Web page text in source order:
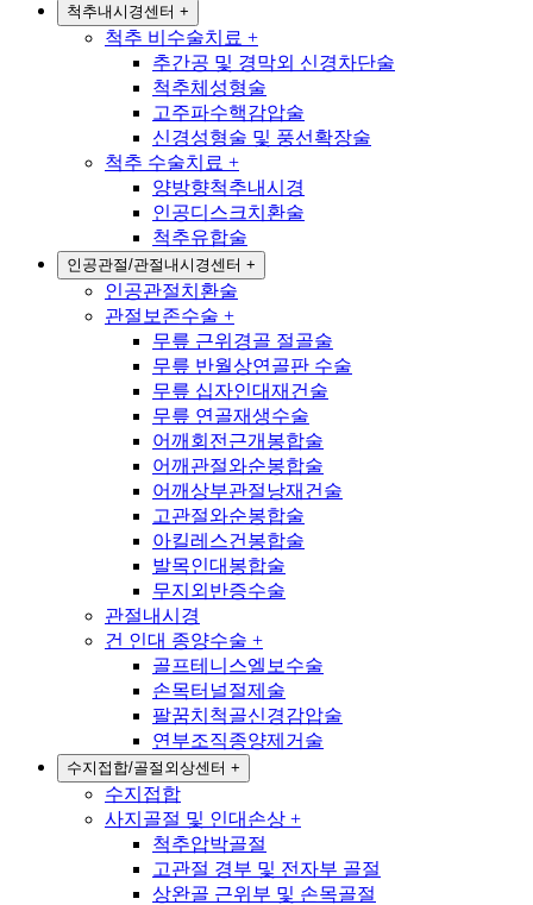
척추내시경센터 +
척추 비수술치료 +
추간공 및 경막외 신경차단술
척추체성형술
고주파수핵감압술
신경성형술 및 풍선확장술
척추 수술치료 +
양방향척추내시경
인공디스크치환술
척추유합술
인공관절/관절내시경센터 +
인공관절치환술
관절보존수술 +
무릎 근위경골 절골술
무릎 반월상연골판 수술
무릎 십자인대재건술
무릎 연골재생수술
어깨회전근개봉합술
어깨관절와순봉합술
어깨상부관절낭재건술
고관절와순봉합술
아킬레스건봉합술
발목인대봉합술
무지외반증수술
관절내시경
건 인대 종양수술 +
골프테니스엘보수술
손목터널절제술
팔꿈치척골신경감압술
연부조직종양제거술
수지접합/골절외상센터 +
수지접합
사지골절 및 인대손상 +
척추압박골절
고관절 경부 및 전자부 골절
상완골 근위부 및 손목골절